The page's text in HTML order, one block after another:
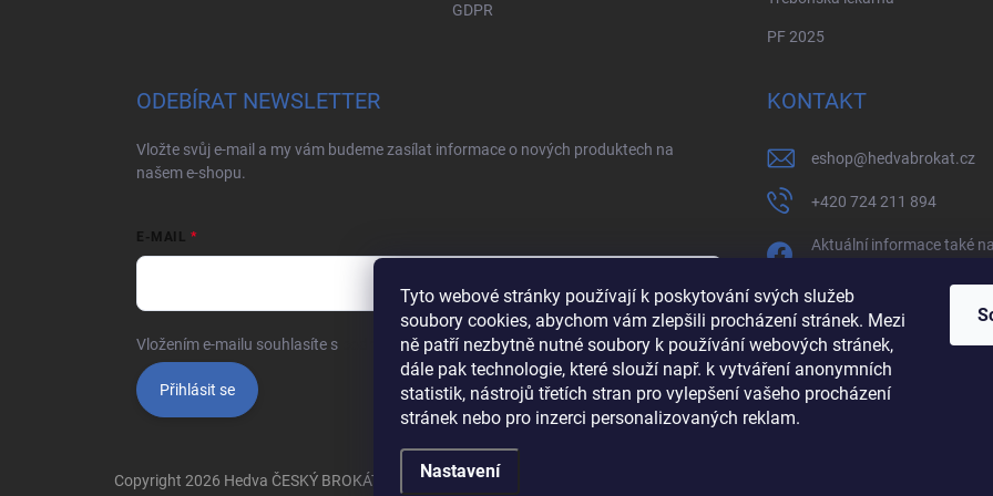
Tyto webové stránky používají k poskytování svých služeb
soubory cookies, abychom vám zlepšili procházení stránek. Mezi
ně patří nezbytně nutné soubory k používání webových stránek,
dále pak technologie, které slouží např. k vytváření anonymních
statistik, nástrojů třetích stran pro vylepšení vašeho procházení
stránek nebo pro inzerci personalizovaných reklam.
Nastavení
GDPR
PF 2025
ODEBÍRAT NEWSLETTER
Vložte svůj e-mail a my vám budeme zasílat informace o nových produktech na
našem e-shopu.
E-MAIL
Vložením e-mailu souhlasíte s podmínkami ochrany osobních údajů
Přihlásit se
KONTAKT
eshop@hedvabrokat.cz
+420 724 211 894
Aktuální informace také
hedva_cesky_brokat
https://
Copyright 2026 Hedva ČESKÝ BROKÁT . Všechna práva vyhrazena.